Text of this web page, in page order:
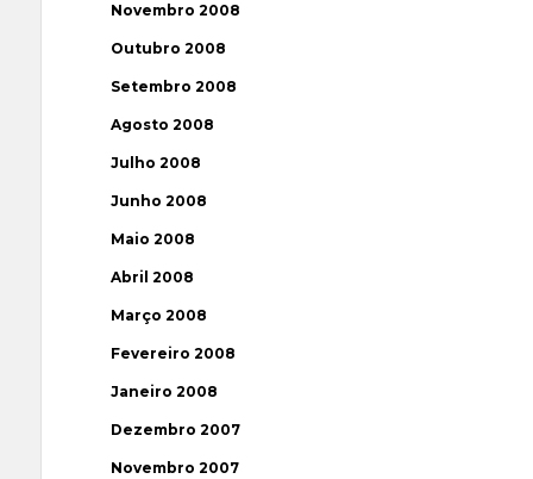
Novembro 2008
Outubro 2008
Setembro 2008
Agosto 2008
Julho 2008
Junho 2008
Maio 2008
Abril 2008
Março 2008
Fevereiro 2008
Janeiro 2008
Dezembro 2007
Novembro 2007